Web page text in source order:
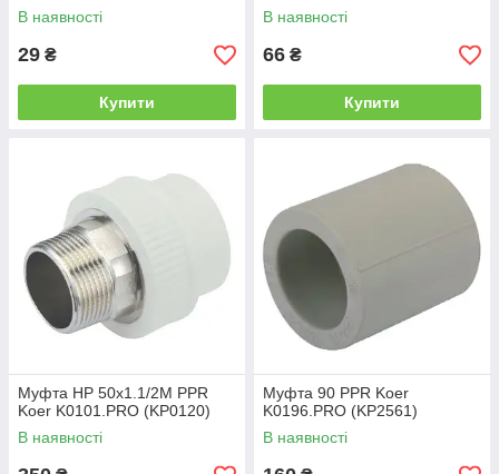
В наявності
29 ₴
Купити
В наявності
66 ₴
Купити
Муфта НР 50x1.1/2M PPR
Koer K0101.PRO (KP0120)
В наявності
Муфта 90 PPR Koer
K0196.PRO (KP2561)
В наявності